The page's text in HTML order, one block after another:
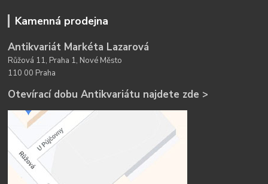
Kamenná prodejna
Antikvariát Markéta Lazarová
Růžová 11, Praha 1, Nové Město
110 00 Praha
Otevírací dobu Antikvariátu najdete zde >